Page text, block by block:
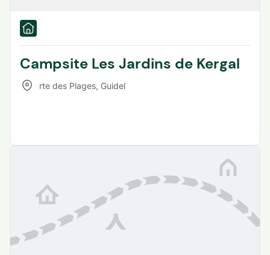
Campsite Les Jardins de Kergal
rte des Plages, Guidel